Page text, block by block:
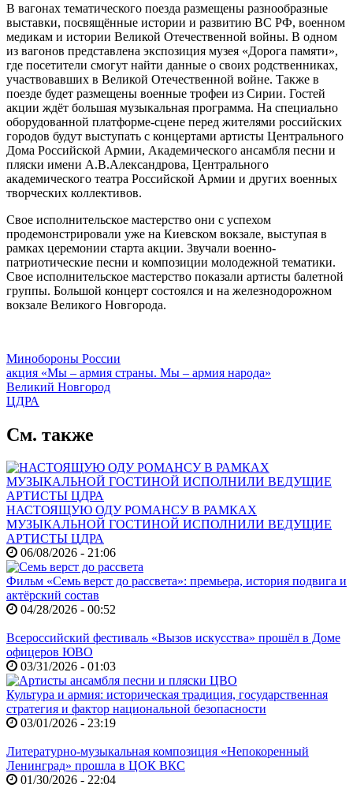
В вагонах тематического поезда размещены разнообразные
выставки, посвящённые истории и развитию ВС РФ, военном
медикам и истории Великой Отечественной войны. В одном
из вагонов представлена экспозиция музея «Дорога памяти»,
где посетители смогут найти данные о своих родственниках,
участвовавших в Великой Отечественной войне. Также в
поезде будет размещены военные трофеи из Сирии. Гостей
акции ждёт большая музыкальная программа. На специально
оборудованной платформе-сцене перед жителями российских
городов будут выступать с концертами артисты Центрального
Дома Российской Армии, Академического ансамбля песни и
пляски имени А.В.Александрова, Центрального
академического театра Российской Армии и других военных
творческих коллективов.
Свое исполнительское мастерство они с успехом
продемонстрировали уже на Киевском вокзале, выступая в
рамках церемонии старта акции. Звучали военно-
патриотические песни и композиции молодежной тематики.
Свое исполнительское мастерство показали артисты балетной
группы. Большой концерт состоялся и на железнодорожном
вокзале Великого Новгорода.
Минобороны России
акция «Мы – армия страны. Мы – армия народа»
Великий Новгород
ЦДРА
См. также
НАСТОЯЩУЮ ОДУ РОМАНСУ В РАМКАХ
МУЗЫКАЛЬНОЙ ГОСТИНОЙ ИСПОЛНИЛИ ВЕДУЩИЕ
АРТИСТЫ ЦДРА
06/08/2026 - 21:06
Фильм «Семь верст до рассвета»: премьера, история подвига и
актёрский состав
04/28/2026 - 00:52
Всероссийский фестиваль «Вызов искусства» прошёл в Доме
офицеров ЮВО
03/31/2026 - 01:03
Культура и армия: историческая традиция, государственная
стратегия и фактор национальной безопасности
03/01/2026 - 23:19
Литературно-музыкальная композиция «Непокоренный
Ленинград» прошла в ЦОК ВКС
01/30/2026 - 22:04